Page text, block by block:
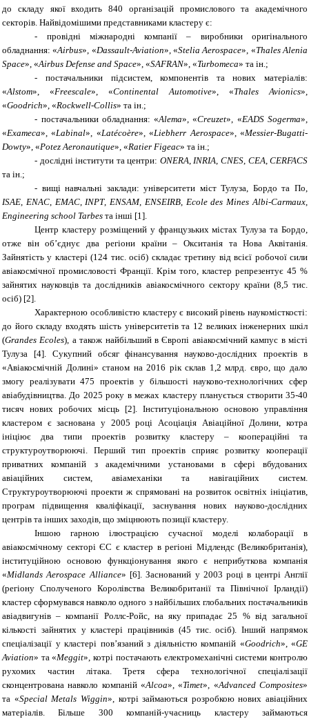
до складу якої входить 840 організацій промислового та академічного
секторів. Найвідомішими представниками кластеру є:
-
провідні міжнародні компанії – виробники оригінального
обладнання: «Airbus», «Dassault-Aviation», «Stelia Aerospace», «Thales Alenia
Space», «Airbus Defense and Space», «SAFRAN», «Turbomeca» та ін.;
-
постачальники підсистем, компонентів та нових матеріалів:
«Alstom», «Freescale», «Continental Automotive», «Thales Avionics»,
«Goodrich», «Rockwell-Collis» та ін.;
- постачальники обладнання: «Alema», «Creuzet», «EADS Sogerma»,
«Exameca», «Labinal», «Latécoère», «Liebherr Aerospace», «Messier-Bugatti-
Dowty», «Potez Aeronautique», «Ratier Figeac» та ін.;
- дослідні інститути та центри: ONERA,INRIA, CNES, CEA,CERFACS
та ін.;
- вищі навчальні заклади: університети міст Тулуза, Бордо та По,
ISAE, ENAC, EMAC,INPT,ENSAM, ENSEIRB, Ecole des Mines Albi-Carmaux,
Engineering school Tarbes та інші [1].
Центр кластеру розміщений у французьких містах Тулуза та Бордо,
отже він об’єднує два регіони країни – Окситанія та Нова Аквітанія.
Зайнятість у кластері (124 тис. осіб) складає третину від всієї робочої сили
авіакосмічної промисловості Франції. Крім того, кластер репрезентує 45 %
зайнятих науковців та дослідників авіакосмічного сектору країни (8,5 тис.
осіб) [2].
Характерною особливістю кластеру є високий рівень наукомісткості:
до його складу входять шість університетів та 12 великих інженерних шкіл
(Grandes Ecoles), а також найбільший в Європі авіакосмічний кампус в місті
Тулуза [4]. Сукупний обсяг фінансування науково-дослідних проектів в
«Авіакосмічній Долині» станом на 2016 рік склав 1,2 млрд. євро, що дало
змогу реалізувати 475 проектів у більшості науково-технологічних сфер
авіабудівництва. До 2025 року в межах кластеру планується створити 35-40
тисяч нових робочих місць [2]. Інституціональною основою управління
кластером є заснована у 2005 році Асоціація Авіаційної Долини, котра
ініціює два типи проектів розвитку кластеру – коопераційні та
структуроутворюючі. Перший тип проектів сприяє розвитку кооперації
приватних компаній з академічними установами в сфері вбудованих
авіаційних систем, авіамеханіки та навігаційних систем.
Структуроутворюючі проекти ж спрямовані на розвиток освітніх ініціатив,
програм підвищення кваліфікації, заснування нових науково-дослідних
центрів та інших заходів, що зміцнюють позиції кластеру.
Іншою гарною ілюстрацією сучасної моделі колаборації в
авіакосмічному секторі ЄС є кластер в регіоні Мідлендс (Великобританія),
інституційною основою функціонування якого є неприбуткова компанія
«Midlands Aerospace Alliance» [6]. Заснований у 2003 році в центрі Англії
(регіону Сполученого Королівства Великобританії та Північної Ірландії)
кластер сформувався навколо одного з найбільших глобальних постачальників
авіадвигунів – компанії Роллс-Ройс, на яку припадає 25 % від загальної
кількості зайнятих у кластері працівників (45 тис. осіб). Інший напрямок
спеціалізації у кластері пов’язаний з діяльністю компаній «Goodrich», «GE
Aviation» та «Meggit», котрі постачають електромеханічні системи контролю
рухомих частин літака. Третя сфера технологічної спеціалізації
сконцентрована навколо компаній «Alcoa», «Timet», «Advanced Composites»
та «Special Metals Wiggin», котрі займаються розробкою нових авіаційних
матеріалів. Більше 300 компаній-учасниць кластеру займаються